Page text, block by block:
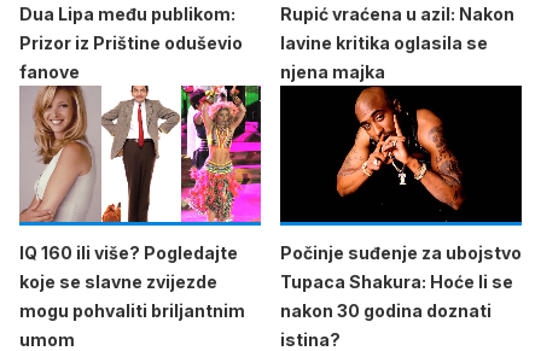
Dua Lipa među publikom:
Prizor iz Prištine oduševio
fanove
Rupić vraćena u azil: Nakon
lavine kritika oglasila se
njena majka
IQ 160 ili više? Pogledajte
koje se slavne zvijezde
mogu pohvaliti briljantnim
umom
Počinje suđenje za ubojstvo
Tupaca Shakura: Hoće li se
nakon 30 godina doznati
istina?